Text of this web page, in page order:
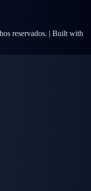
reservados. | Built with